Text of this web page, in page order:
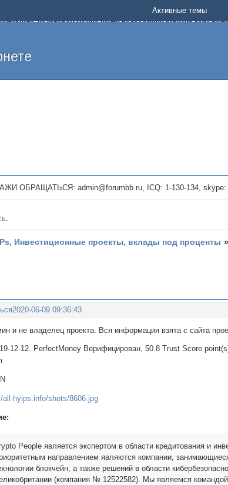
на котором можно найти подходящий вариант
проект или сайт не платит, то указывайте в теме что это
Создавайте новые темы, размещайте объявления со своими
Активные темы
admin@forumbb.ru, ICQ: 1-130-134, skype:
.
Инвестиционные проекты, вклады под проценты
2020-06-09 09:36:43
и не владелец проекта. Вся информация взята с сайта
12-12. PerfectMoney Верифицирован, 50.8 Trust Score
People является экспертом в области кредитования и
направлением являются компании,
блокчейн, а также решений в области
(компания № 12522582). Мы являемся